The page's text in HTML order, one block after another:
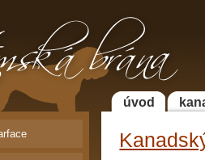
| Faraonský pes -
doga - Kanadský
úvod